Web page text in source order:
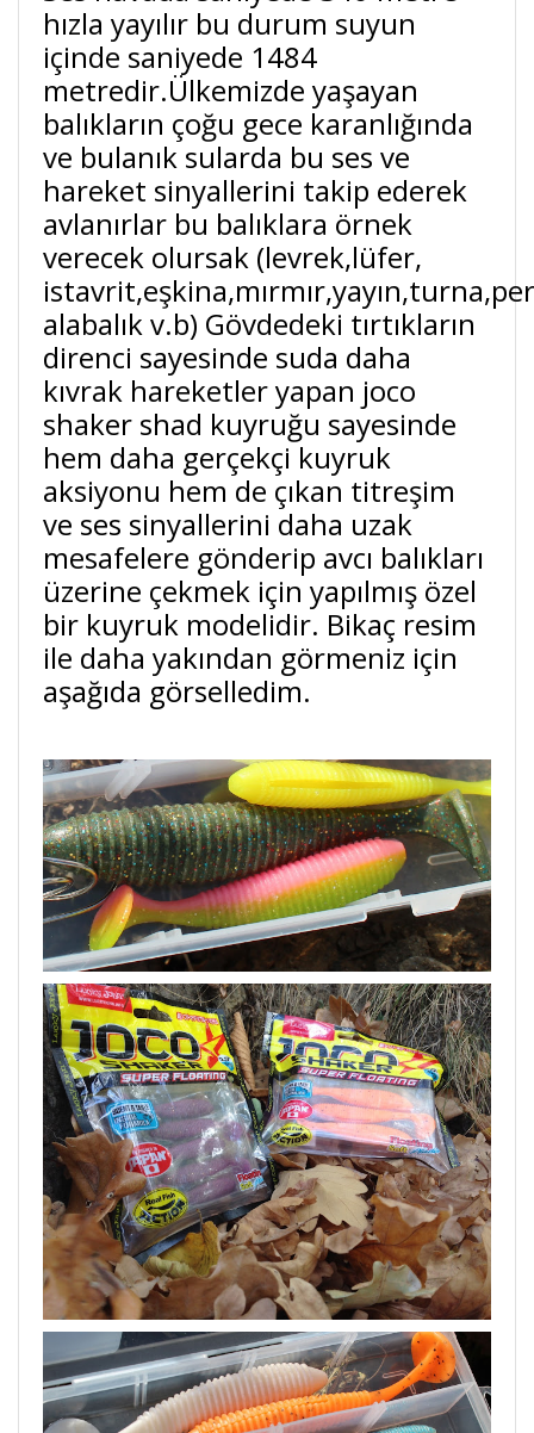
hızla yayılır bu durum suyun
içinde saniyede 1484
metredir.Ülkemizde yaşayan
balıkların çoğu gece karanlığında
ve bulanık sularda bu ses ve
hareket sinyallerini takip ederek
avlanırlar bu balıklara örnek
verecek olursak (levrek,lüfer,
alabalık v.b) Gövdedeki tırtıkların
direnci sayesinde suda daha
kıvrak hareketler yapan joco
shaker shad kuyruğu sayesinde
hem daha gerçekçi kuyruk
aksiyonu hem de çıkan titreşim
ve ses sinyallerini daha uzak
mesafelere gönderip avcı balıkları
üzerine çekmek için yapılmış özel
bir kuyruk modelidir. Bikaç resim
ile daha yakından görmeniz için
aşağıda görselledim.